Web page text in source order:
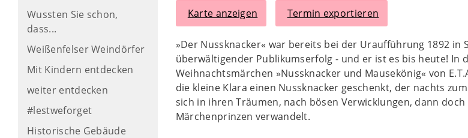
Wussten Sie schon,
dass...
Weißenfelser Weindörfer
Mit Kindern entdecken
weiter entdecken
#lestweforget
Historische Gebäude
Karte anzeigen Termin exportieren
»Der Nussknacker« war bereits bei der Uraufführung 1892 in
überwältigender Publikumserfolg - und er ist es bis heute! In
Weihnachtsmärchen »Nussknacker und Mausekönig« von
die kleine Klara einen Nussknacker geschenkt, der nachts
sich in ihren Träumen, nach bösen Verwicklungen, dann
Märchenprinzen verwandelt.